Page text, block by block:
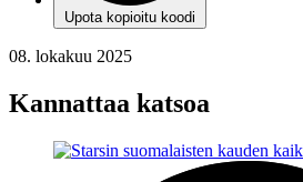
Upota kopioitu koodi
08. lokakuu 2025
Kannattaa katsoa